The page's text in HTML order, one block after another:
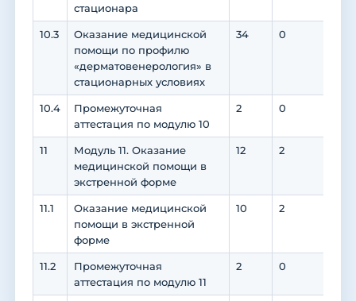
стационара
10.3
Оказание медицинской
помощи по профилю
«дерматовенерология» в
стационарных условиях
34 0
10.4
Промежуточная
аттестация по модулю 10
2 0
11
Модуль 11. Оказание
медицинской помощи в
экстренной форме
12 2
11.1
Оказание медицинской
помощи в экстренной
форме
10 2
11.2
Промежуточная
аттестация по модулю 11
2 0